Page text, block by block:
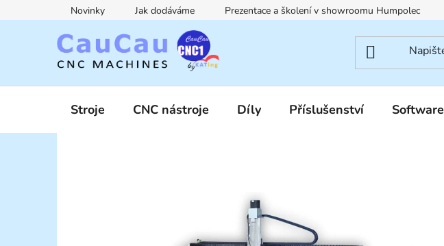
na
Novinky Jak dodáváme Prezentace a školení v showroomu Humpolec
Stroje CNC nástroje Díly Příslušenství Software